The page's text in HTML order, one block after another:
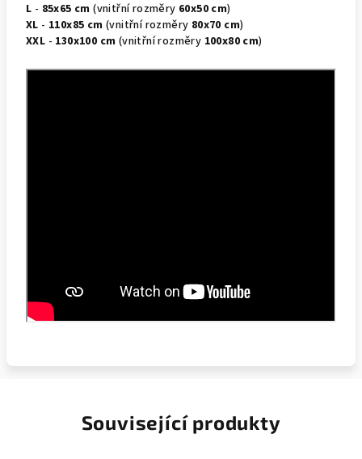
L - 85x65 cm (vnitřní rozměry 60x50 cm)
XL - 110x85 cm (vnitřní rozměry 80x70 cm)
XXL - 130x100 cm (vnitřní rozměry 100x80 cm)
Související produkty